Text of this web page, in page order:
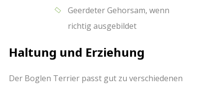
Geerdeter Gehorsam, wenn
richtig ausgebildet
Haltung und Erziehung
Der Boglen Terrier passt gut zu verschiedenen